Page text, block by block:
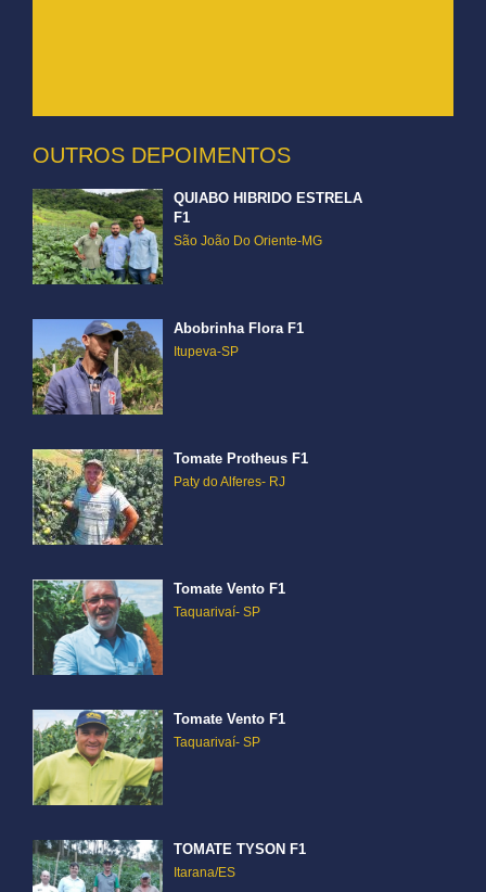
OUTROS DEPOIMENTOS
QUIABO HIBRIDO ESTRELA
F1
São João Do Oriente-MG
Abobrinha Flora F1
Itupeva-SP
Tomate Protheus F1
Paty do Alferes- RJ
Tomate Vento F1
Taquarivaí- SP
Tomate Vento F1
Taquarivaí- SP
TOMATE TYSON F1
Itarana/ES